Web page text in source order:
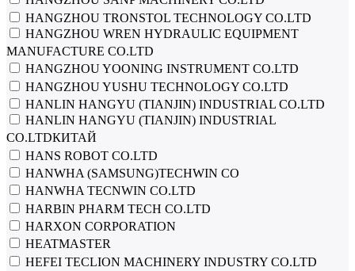
HANGZHOU TRONSTOL TECHNOLOGY CO.LTD
HANGZHOU WREN HYDRAULIC EQUIPMENT
MANUFACTURE CO.LTD
HANGZHOU YOONING INSTRUMENT CO.LTD
HANGZHOU YUSHU TECHNOLOGY CO.LTD
HANLIN HANGYU (TIANJIN) INDUSTRIAL CO.LTD
HANLIN HANGYU (TIANJIN) INDUSTRIAL
CO.LTDКИТАЙ
HANS ROBOT CO.LTD
HANWHA (SAMSUNG)TECHWIN CO
HANWHA TECNWIN CO.LTD
HARBIN PHARM TECH CO.LTD
HARXON CORPORATION
HEATMASTER
HEFEI TECLION MACHINERY INDUSTRY CO.LTD